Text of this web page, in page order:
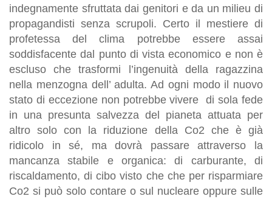
indegnamente sfruttata dai genitori e da un milieu di
propagandisti senza scrupoli. Certo il mestiere di
profetessa del clima potrebbe essere assai
soddisfacente dal punto di vista economico e non è
escluso che trasformi l’ingenuità della ragazzina
nella menzogna dell’ adulta. Ad ogni modo il nuovo
stato di eccezione non potrebbe vivere di sola fede
in una presunta salvezza del pianeta attuata per
altro solo con la riduzione della Co2 che è già
ridicolo in sé, ma dovrà passare attraverso la
mancanza stabile e organica: di carburante, di
riscaldamento, di cibo visto che che per risparmiare
Co2 si può solo contare o sul nucleare oppure sulle